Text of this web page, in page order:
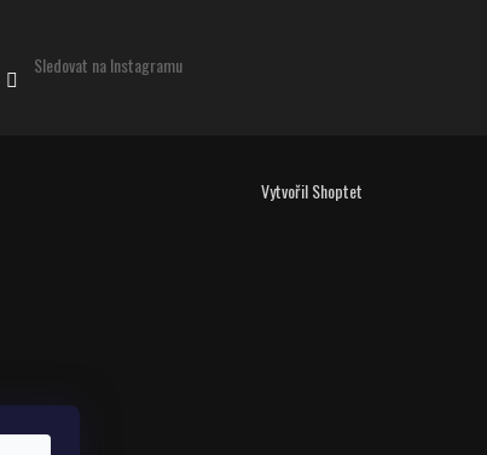
Sledovat na Instagramu
Vytvořil Shoptet